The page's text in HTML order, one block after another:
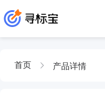
首页 产品详情